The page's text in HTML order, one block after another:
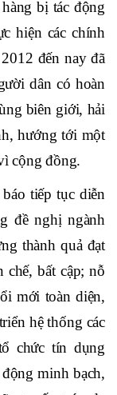
hình, giữ vững
cố niềm tin
ngân hàng tiên
lại các khoản
bị tác động
hiện các chính
đến nay đã
dân có hoàn
biên giới, hải
hướng tới một
cộng đồng.
tiếp tục diễn
đề nghị ngành
thành quả đạt
chế, bất cập; nỗ